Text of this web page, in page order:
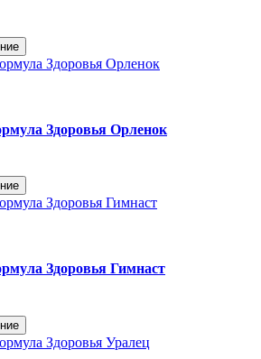
Здоровья Орленок
Здоровья Гимнаст